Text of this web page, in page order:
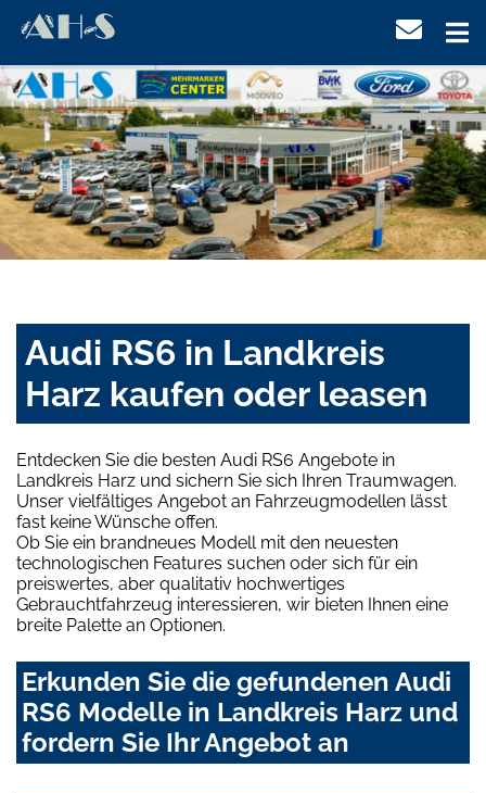
Audi RS6 in Landkreis
Harz kaufen oder leasen
Entdecken Sie die besten Audi RS6 Angebote in
Landkreis Harz und sichern Sie sich Ihren Traumwagen.
Unser vielfältiges Angebot an Fahrzeugmodellen lässt
fast keine Wünsche offen.
Ob Sie ein brandneues Modell mit den neuesten
technologischen Features suchen oder sich für ein
preiswertes, aber qualitativ hochwertiges
Gebrauchtfahrzeug interessieren, wir bieten Ihnen eine
breite Palette an Optionen.
Erkunden Sie die gefundenen Audi
RS6 Modelle in Landkreis Harz und
fordern Sie Ihr Angebot an